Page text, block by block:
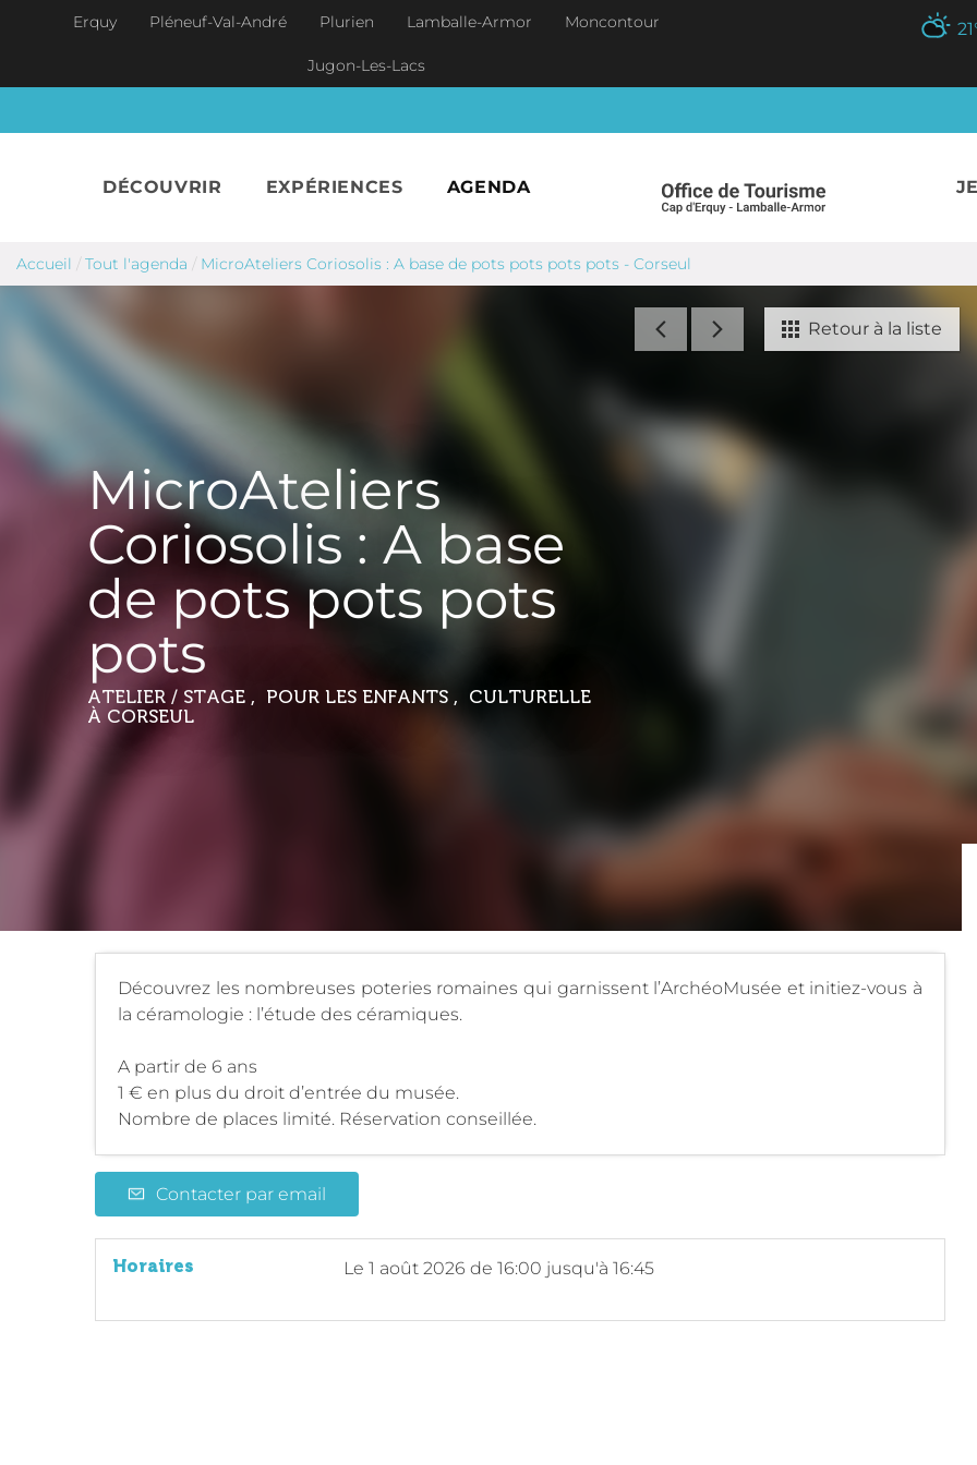
Aller au contenu principal
Erquy Pléneuf-Val-André Plurien Lamballe-Armor Moncontour
Jugon-Les-Lacs
21
DÉCOUVRIR EXPÉRIENCES AGENDA
Accueil / Tout l'agenda / MicroAteliers Coriosolis : A base de pots pots pots pots - Corseul
Retour à la liste
MicroAteliers
Coriosolis : A base
de pots pots pots
pots
ATELIER / STAGE , POUR LES ENFANTS , CULTURELLE
À CORSEUL
Découvrez les nombreuses poteries romaines qui garnissent l’ArchéoMusée et initiez-vous à
la céramologie : l’étude des céramiques.
A partir de 6 ans
1 € en plus du droit d’entrée du musée.
Nombre de places limité. Réservation conseillée.
Contacter par email
Horaires Le 1 août 2026 de 16:00 jusqu'à 16:45